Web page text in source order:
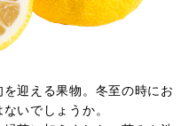
迎える果物。冬至の時にお
いでしょうか。